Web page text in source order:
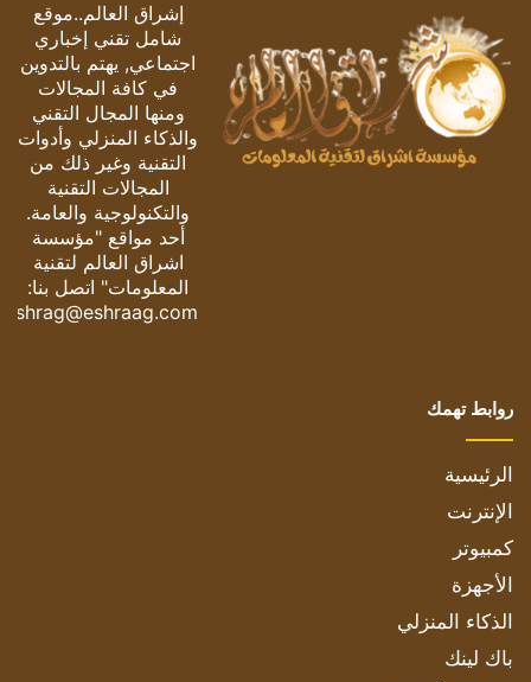
إشراق العالم..موقع
شامل تقني إخباري
اجتماعي, يهتم بالتدوين
في كافة المجالات
ومنها المجال التقني
والذكاء المنزلي وأدوات
التقنية وغير ذلك من
المجالات التقنية
والتكنولوجية والعامة.
أحد مواقع "مؤسسة
اشراق العالم لتقنية
المعلومات" اتصل بنا:
eshrag@eshraag.com
روابط تهمك
الرئيسية
الإنترنت
كمبيوتر
الأجهزة
الذكاء المنزلي
باك لينك